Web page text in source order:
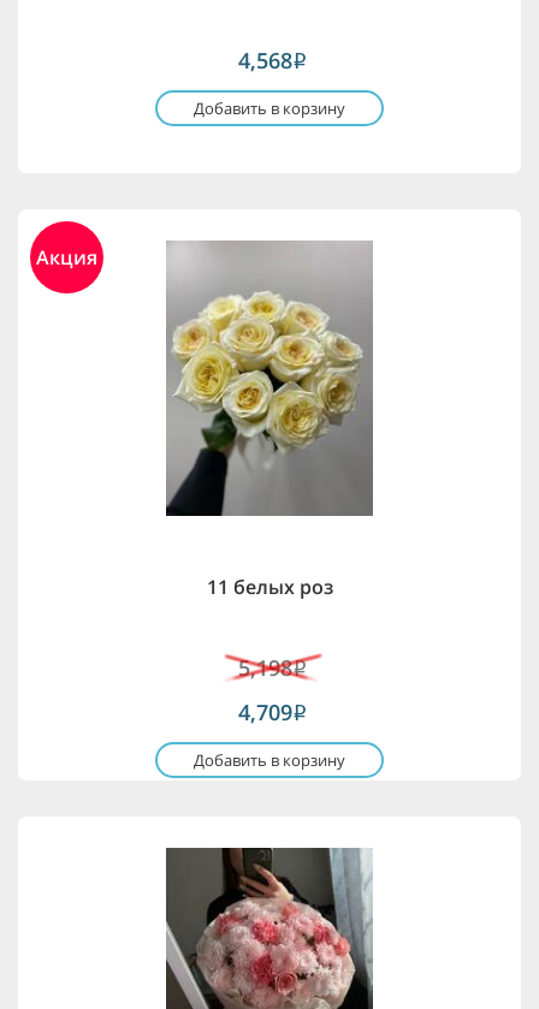
4,568i
Добавить в корзину
Акция
11 белых роз
5,198i
4,709i
Добавить в корзину